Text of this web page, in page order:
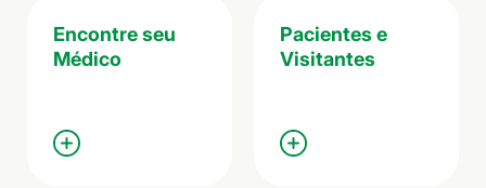
Encontre seu
Médico
Pacientes e
Visitantes